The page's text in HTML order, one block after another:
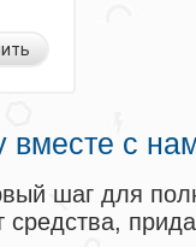
вместе с
шаг для
средства,